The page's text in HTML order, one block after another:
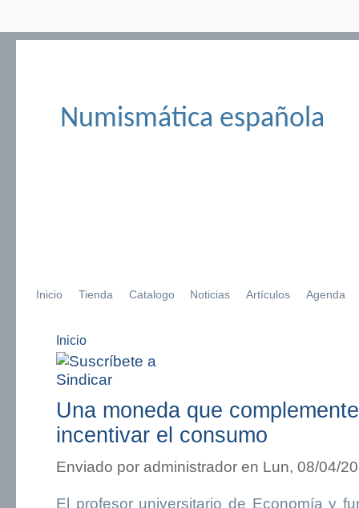
Numismática española
Inicio Tienda Catalogo Noticias Artículos Agenda
Se encuentra usted aquí
Inicio
Una moneda que
incentivar el consumo
Enviado por administrador en Lun, 08/04/
El profesor universitario de Economía y